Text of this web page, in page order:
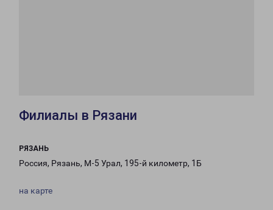
Филиалы в Рязани
РЯЗАНЬ
Россия, Рязань, М-5 Урал, 195-й километр, 1Б
на карте